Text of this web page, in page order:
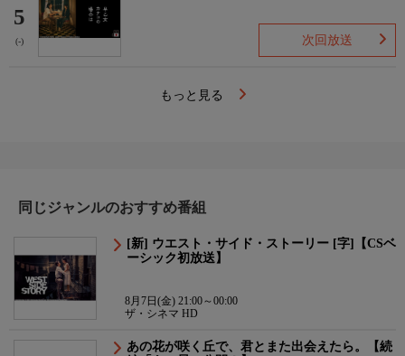
5
(-) 次回放送
もっと見る
同じジャンルのおすすめ番組
[新] ウエスト・サイド・ストーリー [字]【CSベ
ーシック初放送】
8月7日(金) 21:00～00:00
ザ・シネマ HD
あの花が咲く丘で、君とまた出会えたら。【続